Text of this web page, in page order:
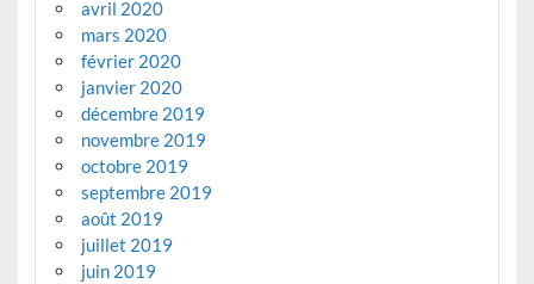
avril 2020
mars 2020
février 2020
janvier 2020
décembre 2019
novembre 2019
octobre 2019
septembre 2019
août 2019
juillet 2019
juin 2019